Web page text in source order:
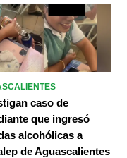
caso de
que ingresó
alcohólicas a
de Aguascalientes